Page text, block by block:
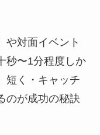
や対面イベント
秒〜1分程度しか
短く・キャッチ
のが成功の秘訣